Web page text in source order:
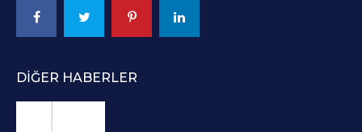
DIĞER HABERLER